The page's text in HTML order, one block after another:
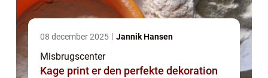
08 december 2025 Jannik Hansen
Misbrugscenter
Kage print er den perfekte dekoration